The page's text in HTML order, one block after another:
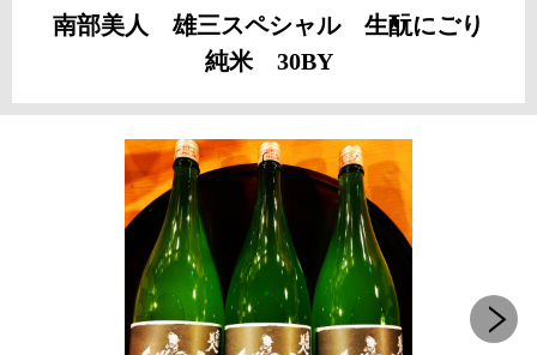
南部美人 雄三スペシャル 生酛にごり
純米 30BY